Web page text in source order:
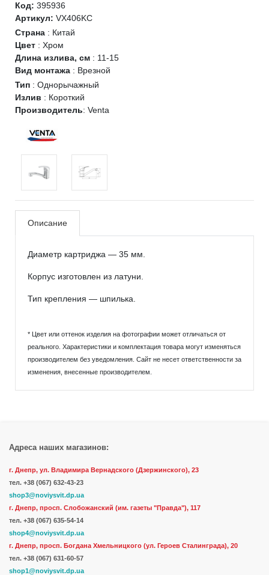
Код: 395936
Артикул: VX406KC
Страна : Китай
Цвет : Хром
Длина излива, см : 11-15
Вид монтажа : Врезной
Тип : Однорычажный
Излив : Короткий
Производитель: Venta
Описание
Диаметр картриджа — 35 мм.
Корпус изготовлен из латуни.
Тип крепления — шпилька.
* Цвет или оттенок изделия на фотографии может отличаться от
реального. Характеристики и комплектация товара могут изменяться
производителем без уведомления. Сайт не несет ответственности за
изменения, внесенные производителем.
Адреса наших магазинов:
г. Днепр, ул. Владимира Вернадского (Дзержинского), 23
тел. +38 (067) 632-43-23
shop3@noviysvit.dp.ua
г. Днепр, просп. Слобожанский (им. газеты "Правда"), 117
тел. +38 (067) 635-54-14
shop4@noviysvit.dp.ua
г. Днепр, просп. Богдана Хмельницкого (ул. Героев Сталинграда), 20
тел. +38 (067) 631-60-57
shop1@noviysvit.dp.ua